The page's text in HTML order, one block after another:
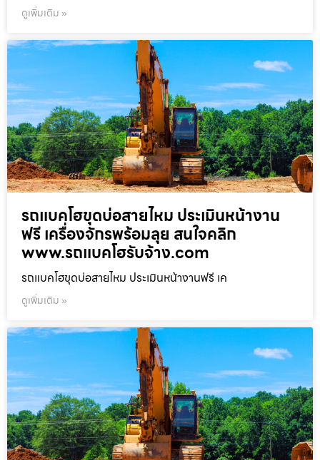
ดูเพิ่มเติม »
รถแบคโฮขุดบ่อสายไหม ประเมินหน้างาน
ฟรี เครื่องจักรพร้อมลุย สนใจคลิก
www.รถแบคโฮรับจ้าง.com
รถแบคโฮขุดบ่อสายไหม ประเมินหน้างานฟรี เค
ดูเพิ่มเติม »